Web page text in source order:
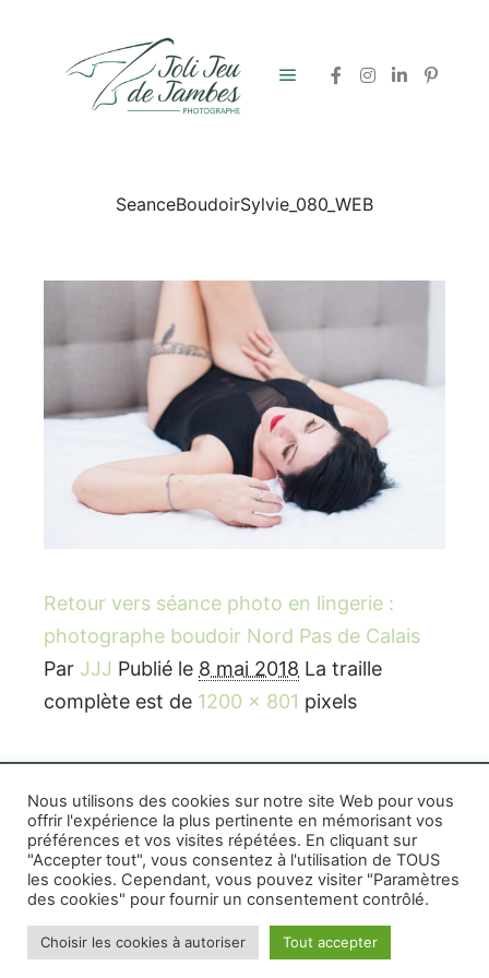
SeanceBoudoirSylvie_080_WEB
Retour vers séance photo en lingerie :
photographe boudoir Nord Pas de Calais
Par JJJ Publié le 8 mai 2018 La traille
complète est de 1200 × 801 pixels
Rife WordPress Theme|Photographe boudoir et
photo thérapeutique Montréal Lille Avignon
Photographe mariage et famille Montréal|
Photographe commercial Montréal
Mentions
légales
Nous utilisons des cookies sur notre site Web pour vous
offrir l'expérience la plus pertinente en mémorisant vos
préférences et vos visites répétées. En cliquant sur
"Accepter tout", vous consentez à l'utilisation de TOUS
les cookies. Cependant, vous pouvez visiter "Paramètres
des cookies" pour fournir un consentement contrôlé.
Choisir les cookies à autoriser Tout accepter